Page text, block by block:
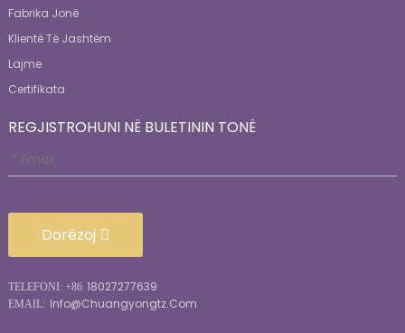
Fabrika Jonë
Klientë Të Jashtëm
Lajme
Certifikata
REGJISTROHUNI NË BULETININ TONË
Dorëzoj
TELEFONI: +86 18027277639
EMAIL: Info@chuangyongtz.com